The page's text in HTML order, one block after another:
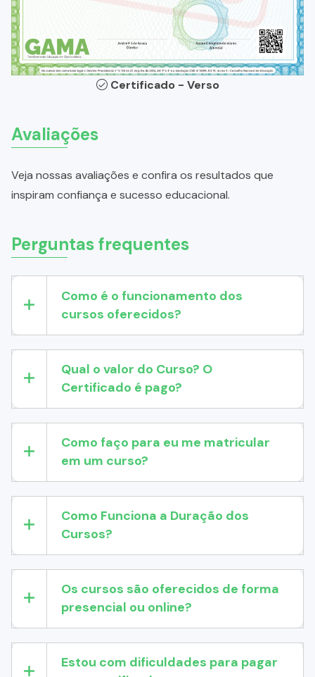
Certificado - Verso
Avaliações
Veja nossas avaliações e confira os resultados que
inspiram confiança e sucesso educacional.
Perguntas frequentes
Como é o funcionamento dos
cursos oferecidos?
Qual o valor do Curso? O
Certificado é pago?
Como faço para eu me matricular
em um curso?
Como Funciona a Duração dos
Cursos?
Os cursos são oferecidos de forma
presencial ou online?
Estou com dificuldades para pagar